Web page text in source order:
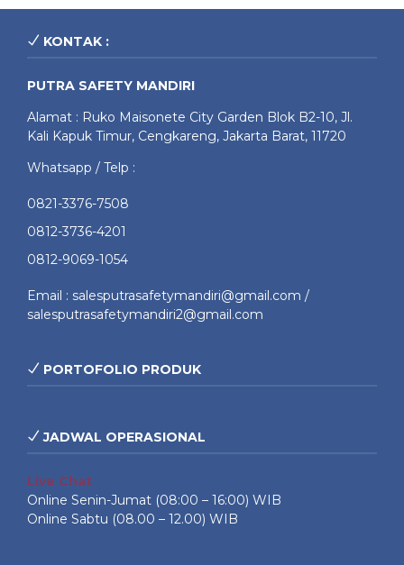
KONTAK :
PUTRA SAFETY MANDIRI
Alamat : Ruko Maisonete City Garden Blok B2-10, Jl.
Kali Kapuk Timur, Cengkareng, Jakarta Barat, 11720
Whatsapp / Telp :
0821-3376-7508
0812-3736-4201
0812-9069-1054
Email : salesputrasafetymandiri@gmail.com /
salesputrasafetymandiri2@gmail.com
PORTOFOLIO PRODUK
JADWAL OPERASIONAL
Live Chat
Online Senin-Jumat (08:00 – 16:00) WIB
Online Sabtu (08.00 – 12.00) WIB